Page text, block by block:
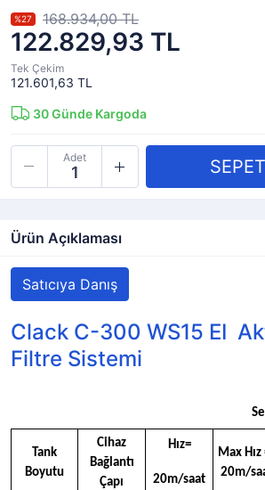
122.829,93 TL
%27 168.934,00 TL
Tek Çekim
121.601,63 TL
30Günde Kargoda
Adet
Ürün Açıklaması
Satıcıya Danış
Clack C-300 WS15 EI
Filtre Sistemi
Tank
Boyutu
Cihaz
Bağlantı
Çapı
Hız=
Max Hız
20m/
20m/saat